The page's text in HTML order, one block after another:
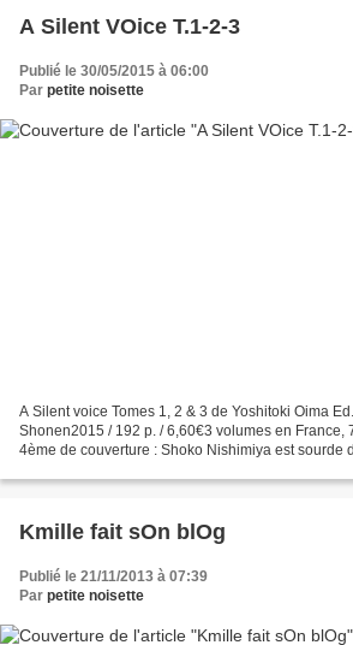
A Silent VOice T.1-2-3
Publié le 30/05/2015 à 06:00
Par petite noisette
A Silent voice Tomes 1, 2 & 3 de Yoshitoki Oima
Shonen2015 / 192 p. / 6,60€3 volumes en France,
4ème de couverture : Shoko Nishimiya est sourde
Kmille fait sOn blOg
Publié le 21/11/2013 à 07:39
Par petite noisette